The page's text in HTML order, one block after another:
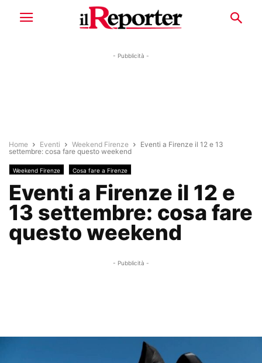
- Pubblicità -
Home Eventi Weekend Firenze
Eventi a Firenze il 12 e 13
settembre: cosa fare questo weekend
Weekend Firenze Cosa fare a Firenze
Eventi a Firenze il 12 e
13 settembre: cosa fare
questo weekend
- Pubblicità -